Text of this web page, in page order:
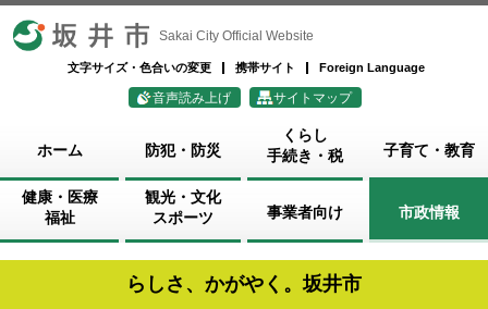
坂井市 Sakai City Official Website
文字サイズ・色合いの変更 携帯サイト Foreign Language
音声読み上げ サイトマップ
ホーム 防犯・防災
くらし
手続き・税
子育て・教育
健康・医療
福祉
観光・文化
スポーツ
事業者向け 市政情報
らしさ、かがやく。坂井市